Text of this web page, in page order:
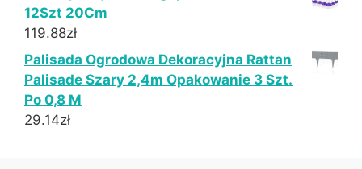
12Szt 20Cm
119.88zł
Palisada Ogrodowa Dekoracyjna Rattan
Palisade Szary 2,4m Opakowanie 3 Szt.
Po 0,8 M
29.14zł